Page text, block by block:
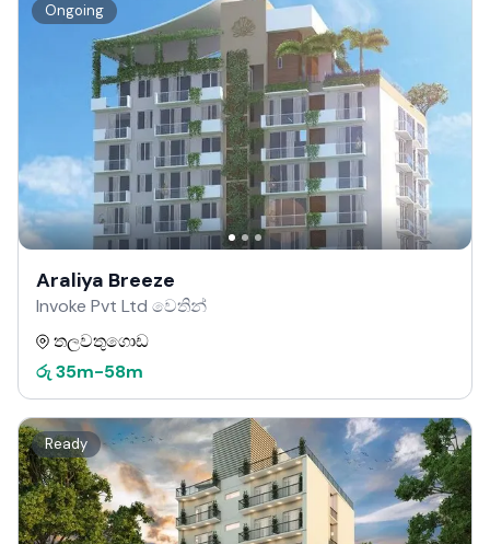
Ongoing
Araliya Breeze
Invoke Pvt Ltd වෙතින්
තලවතුගොඩ
රු 35m-58m
Ready